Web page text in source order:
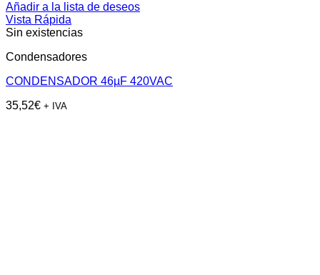
Añadir a la lista de deseos
Vista Rápida
Sin existencias
Condensadores
CONDENSADOR 46µF 420VAC
35,52€ + IVA